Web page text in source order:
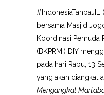
#IndonesiaTanpaJIL
bersama Masjid
Koordinasi Pemuda
(BKPRMI) DIY
pada hari Rabu, 13
yang akan diangkat
Mengangkat